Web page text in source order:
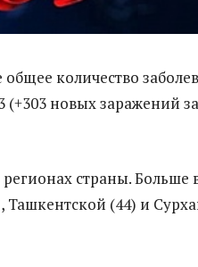
количество
(+303 новых заражений
страны. Больше
Ташкентской (44) и